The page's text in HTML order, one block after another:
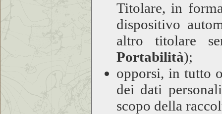
Titolare, in
dispositivo
altro titolare
Portabilità);
opporsi, in tutto
dei dati
scopo della